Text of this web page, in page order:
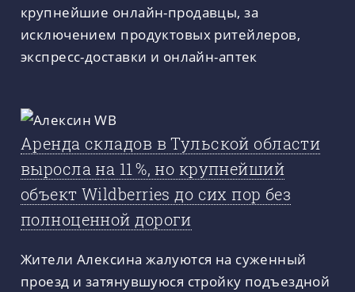
крупнейшие онлайн-продавцы, за
исключением продуктовых ритейлеров,
экспресс-доставки и онлайн-аптек
Аренда складов в Тульской области
выросла на 11 %, но крупнейший
объект Wildberries до сих пор без
полноценной дороги
Жители Алексина жалуются на суженный
проезд и затянувшуюся стройку подъездной